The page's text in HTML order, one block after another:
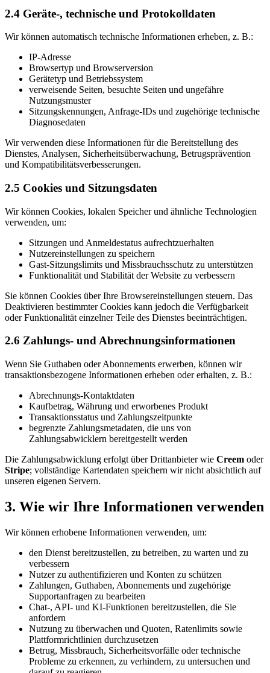
2.4 Geräte-, technische und Protokolldaten
Wir können automatisch technische Informationen erheben, z. B.:
IP-Adresse
Browsertyp und Browserversion
Gerätetyp und Betriebssystem
verweisende Seiten, besuchte Seiten und ungefähre
Nutzungsmuster
Sitzungskennungen, Anfrage-IDs und zugehörige technische
Diagnosedaten
Wir verwenden diese Informationen für die Bereitstellung des
Dienstes, Analysen, Sicherheitsüberwachung, Betrugsprävention
und Kompatibilitätsverbesserungen.
2.5 Cookies und Sitzungsdaten
Wir können Cookies, lokalen Speicher und ähnliche Technologien
verwenden, um:
Sitzungen und Anmeldestatus aufrechtzuerhalten
Nutzereinstellungen zu speichern
Gast-Sitzungslimits und Missbrauchsschutz zu unterstützen
Funktionalität und Stabilität der Website zu verbessern
Sie können Cookies über Ihre Browsereinstellungen steuern. Das
Deaktivieren bestimmter Cookies kann jedoch die Verfügbarkeit
oder Funktionalität einzelner Teile des Dienstes beeinträchtigen.
2.6 Zahlungs- und Abrechnungsinformationen
Wenn Sie Guthaben oder Abonnements erwerben, können wir
transaktionsbezogene Informationen erheben oder erhalten, z. B.:
Abrechnungs-Kontaktdaten
Kaufbetrag, Währung und erworbenes Produkt
Transaktionsstatus und Zahlungszeitpunkte
begrenzte Zahlungsmetadaten, die uns von
Zahlungsabwicklern bereitgestellt werden
Die Zahlungsabwicklung erfolgt über Drittanbieter wie Creem oder
Stripe; vollständige Kartendaten speichern wir nicht absichtlich auf
unseren eigenen Servern.
3. Wie wir Ihre Informationen verwenden
Wir können erhobene Informationen verwenden, um:
den Dienst bereitzustellen, zu betreiben, zu warten und zu
verbessern
Nutzer zu authentifizieren und Konten zu schützen
Zahlungen, Guthaben, Abonnements und zugehörige
Supportanfragen zu bearbeiten
Chat-, API- und KI-Funktionen bereitzustellen, die Sie
anfordern
Nutzung zu überwachen und Quoten, Ratenlimits sowie
Plattformrichtlinien durchzusetzen
Betrug, Missbrauch, Sicherheitsvorfälle oder technische
Probleme zu erkennen, zu verhindern, zu untersuchen und